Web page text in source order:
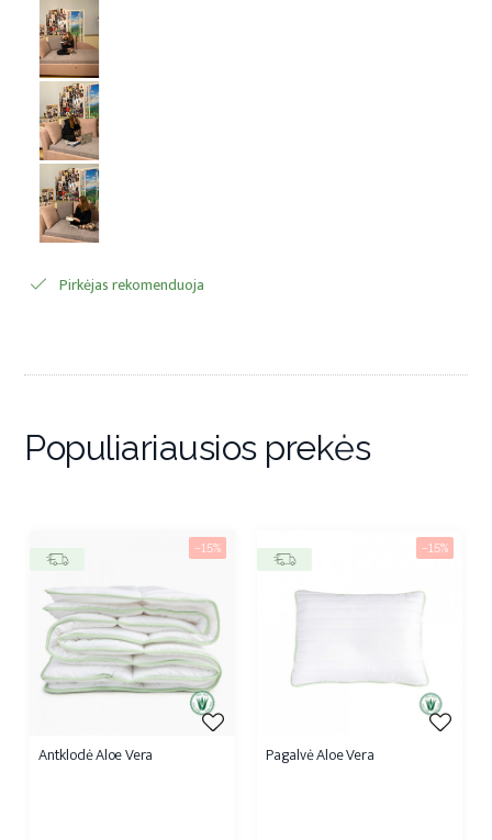
Pirkėjas rekomenduoja
Populiariausios prekės
Antklodė Aloe Vera
−15%
Pagalvė Aloe Vera
−15%